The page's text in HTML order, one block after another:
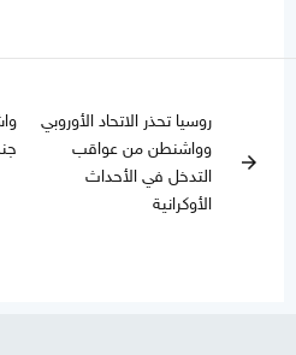
arrow_forward
روسيا تحذر الاتحاد الأوروبي
وواشنطن من عواقب
التدخل في الأحداث
الأوكرانية